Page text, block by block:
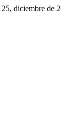
25, diciembre de